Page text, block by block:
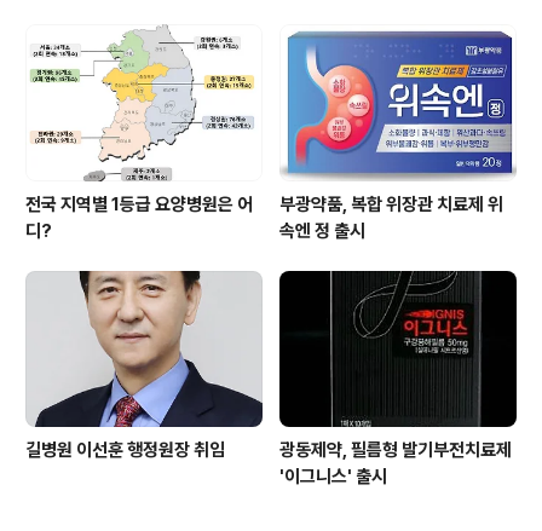
전국 지역별 1등급 요양병원은 어
디?
부광약품, 복합 위장관 치료제 위
속엔 정 출시
길병원 이선훈 행정원장 취임
광동제약, 필름형 발기부전치료제
'이그니스' 출시